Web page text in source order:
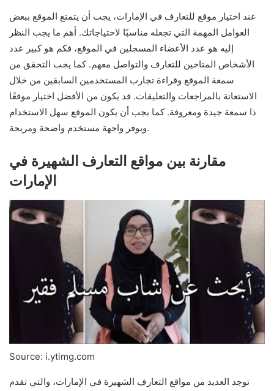
عند اختيار موقع للتعارف في الإمارات، يجب أن يتمتع الموقع ببعض
العوامل المهمة التي تجعله مناسبًا لاحتياجاتك. أهم ما يجب النظر
إليه هو عدد الأعضاء المسجلين في الموقع، فكم هو كبير عدد
الأشخاص المتاحين للتعارف والتواصل معهم. كما يجب التحقق من
سمعة الموقع وقراءة تجارب المستخدمين السابقين من خلال
الاستعانة بالمراجعات والتعليقات. قد يكون من الأفضل اختيار موقعًا
ذا سمعة جيدة ومعروفة. كما يجب أن يكون الموقع سهل الاستخدام
ويوفر واجهة مستخدم واضحة ومريحة.
مقارنة بين مواقع التعارف الشهيرة في
الإمارات
Source: i.ytimg.com
توجد العديد من مواقع التعارف الشهيرة في الإمارات، والتي تقدم